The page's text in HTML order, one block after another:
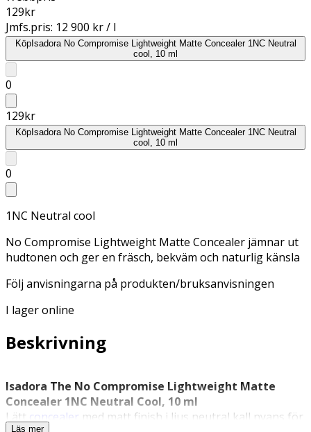
129kr
Jmfs.pris: 12 900 kr / l
KöpIsadora No Compromise Lightweight Matte Concealer 1NC Neutral
cool, 10 ml
0
129kr
KöpIsadora No Compromise Lightweight Matte Concealer 1NC Neutral
cool, 10 ml
0
1NC Neutral cool
No Compromise Lightweight Matte Concealer jämnar ut
hudtonen och ger en fräsch, bekväm och naturlig känsla
Följ anvisningarna på produkten/bruksanvisningen
I lager online
Beskrivning
Isadora The No Compromise Lightweight Matte
Concealer 1NC Neutral Cool, 10 ml
Lätt concealer med matt finish i ljus neutral kall nyans för
Läs mer